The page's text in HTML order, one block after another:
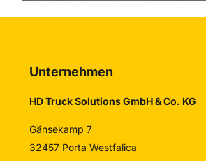
Unternehmen
HD Truck Solutions GmbH & Co. KG
Gänsekamp 7
32457 Porta Westfalica